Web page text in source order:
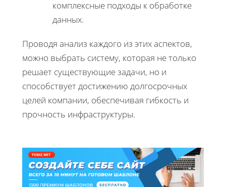
комплексные подходы к обработке
данных.
Проводя анализ каждого из этих аспектов,
можно выбрать систему, которая не только
решает существующие задачи, но и
способствует достижению долгосрочных
целей компании, обеспечивая гибкость и
прочность инфраструктуры.